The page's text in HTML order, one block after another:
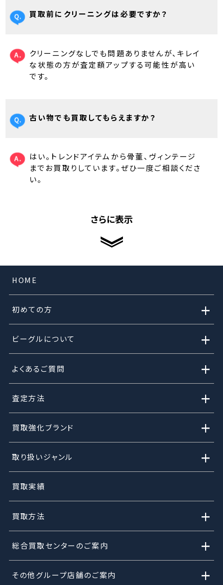
買取前にクリーニングは必要ですか？
クリーニングなしでも問題ありませんが、キレイ
な状態の方が査定額アップする可能性が高い
です。
古い物でも買取してもらえますか？
はい。トレンドアイテムから骨董、ヴィンテージ
までお買取りしています。ぜひ一度ご相談くださ
い。
さらに表示
HOME
初めての方 +
ビーグルについて +
よくあるご質問 +
査定方法 +
買取強化ブランド +
取り扱いジャンル +
買取実績
買取方法 +
総合買取センターのご案内 +
その他グループ店舗のご案内 +